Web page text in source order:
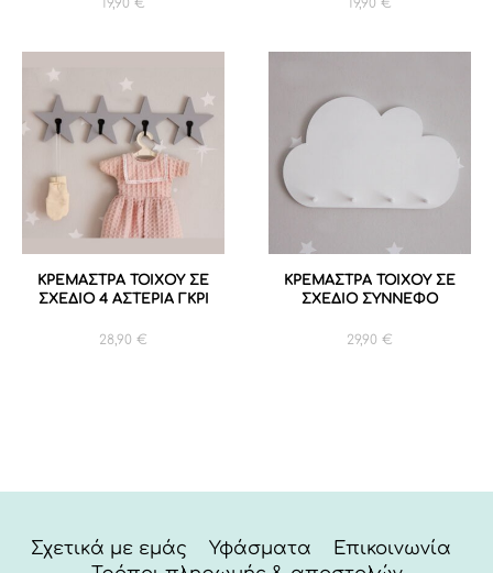
ΚΡΕΜΑΣΤΡΑ ΤΟΙΧΟΥ ΣΕ
ΣΧΕΔΙΟ 4 ΑΣΤΕΡΙΑ ΓΚΡΙ
28,90 €
ΚΡΕΜΑΣΤΡΑ ΤΟΙΧΟΥ ΣΕ
ΣΧΕΔΙΟ ΣΥΝΝΕΦΟ
29,90 €
Σχετικά με εμάς Υφάσματα
Επικοινωνία